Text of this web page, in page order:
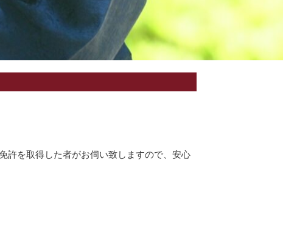
許を取得した者がお伺い致しますので、安心